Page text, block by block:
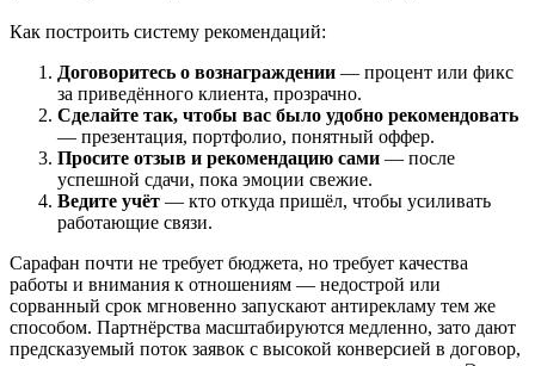
Как построить систему рекомендаций:
Договоритесь о вознаграждении — процент или фикс
за приведённого клиента, прозрачно.
Сделайте так, чтобы вас было удобно рекомендовать
— презентация, портфолио, понятный оффер.
Просите отзыв и рекомендацию сами — после
успешной сдачи, пока эмоции свежие.
Ведите учёт — кто откуда пришёл, чтобы усиливать
работающие связи.
Сарафан почти не требует бюджета, но требует качества
работы и внимания к отношениям — недострой или
сорванный срок мгновенно запускают антирекламу тем же
способом. Партнёрства масштабируются медленно, зато дают
предсказуемый поток заявок с высокой конверсией в договор,